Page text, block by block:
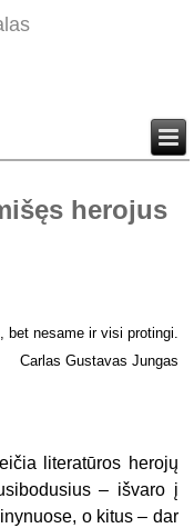
herojus
bet nesame ir visi protingi.
Carlas Gustavas Jungas
literatūros herojų
– išvaro į
o kitus – dar